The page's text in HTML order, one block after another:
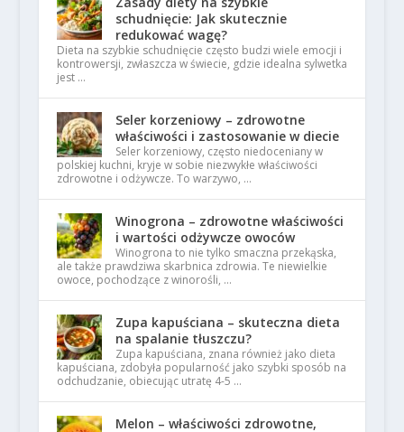
schudnięcie: Jak skutecznie
redukować wagę?
Dieta na szybkie schudnięcie często budzi wiele emocji i
kontrowersji, zwłaszcza w świecie, gdzie idealna sylwetka
jest …
Seler korzeniowy – zdrowotne
właściwości i zastosowanie w diecie
Seler korzeniowy, często niedoceniany w
polskiej kuchni, kryje w sobie niezwykłe właściwości
zdrowotne i odżywcze. To warzywo, …
Winogrona – zdrowotne właściwości
i wartości odżywcze owoców
Winogrona to nie tylko smaczna przekąska,
ale także prawdziwa skarbnica zdrowia. Te niewielkie
owoce, pochodzące z winorośli, …
Zupa kapuściana – skuteczna dieta
na spalanie tłuszczu?
Zupa kapuściana, znana również jako dieta
kapuściana, zdobyła popularność jako szybki sposób na
odchudzanie, obiecując utratę 4-5 …
Melon – właściwości zdrowotne,